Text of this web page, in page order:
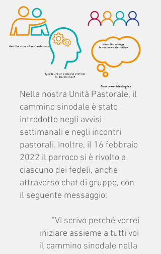
Nella nostra Unità Pastorale, il
cammino sinodale è stato
introdotto negli avvisi
settimanali e negli incontri
pastorali. Inoltre, il 16 febbraio
2022 il parroco si è rivolto a
ciascuno dei fedeli, anche
attraverso chat di gruppo, con
il seguente messaggio:
"Vi scrivo perché vorrei
iniziare assieme a tutti voi
il cammino sinodale nella